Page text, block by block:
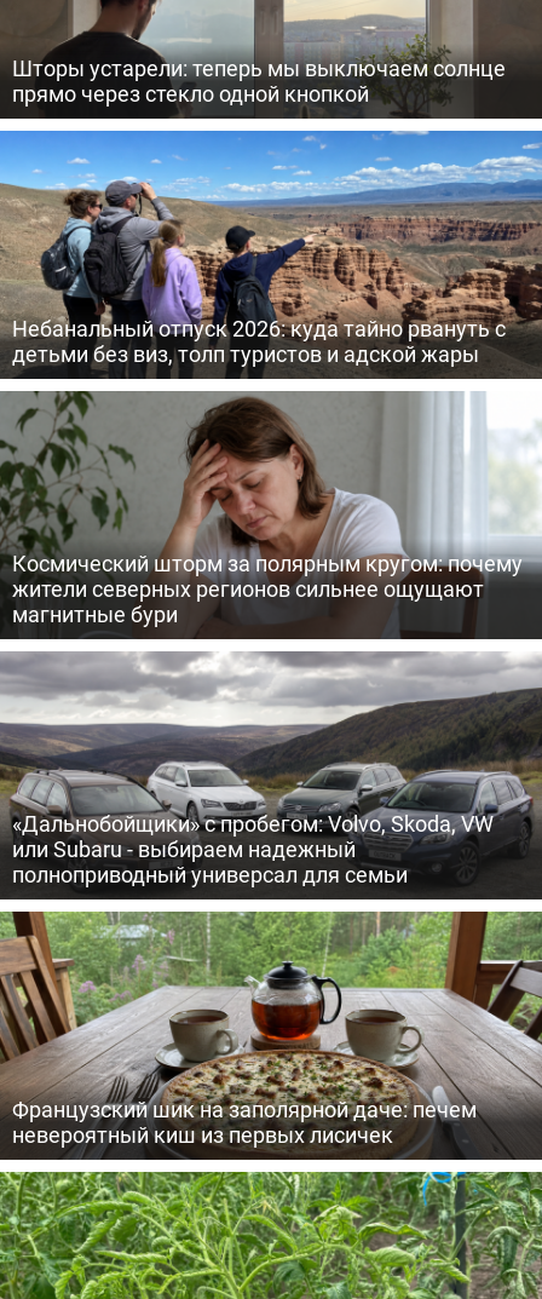
Шторы устарели: теперь мы выключаем солнце
прямо через стекло одной кнопкой
Небанальный отпуск 2026: куда тайно рвануть с
детьми без виз, толп туристов и адской жары
Космический шторм за полярным кругом: почему
жители северных регионов сильнее ощущают
магнитные бури
«Дальнобойщики» с пробегом: Volvo, Skoda, VW
или Subaru - выбираем надежный
полноприводный универсал для семьи
Французский шик на заполярной даче: печем
невероятный киш из первых лисичек